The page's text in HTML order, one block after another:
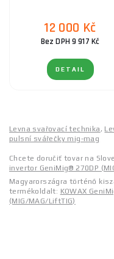
12 000 Kč
Bez DPH 9 917 Kč
DETAIL
Levna svařovací technika,
pulsní svářečky mig-mag
Chcete doručiť tovar na
invertor GeniMig® 270DP
Magyarországra történő
termékoldalt: KOWAX
(MIG/MAG/LiftTIG)